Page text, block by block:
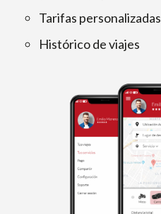
Tarifas personalizadas
Histórico de viajes